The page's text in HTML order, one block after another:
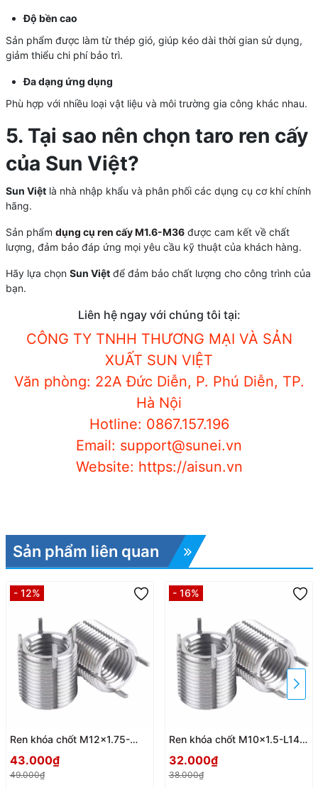
Độ bền cao
Sản phẩm được làm từ thép gió, giúp kéo dài thời gian sử dụng,
giảm thiểu chi phí bảo trì.
Đa dạng ứng dụng
Phù hợp với nhiều loại vật liệu và môi trường gia công khác nhau.
5. Tại sao nên chọn taro ren cấy
của Sun Việt?
Sun Việt là nhà nhập khẩu và phân phối các dụng cụ cơ khí chính
hãng.
Sản phẩm dụng cụ ren cấy M1.6-M36được cam kết về chất
lượng, đảm bảo đáp ứng mọi yêu cầu kỹ thuật của khách hàng.
Hãy lựa chọn Sun Việtđể đảm bảo chất lượng cho công trình của
bạn.
Liên hệ ngay với chúng tôi tại:
CÔNG TY TNHH THƯƠNG MẠI VÀ SẢN
XUẤT SUN VIỆT
Văn phòng: 22A Đức Diễn, P. Phú Diễn, TP.
Hà Nội
Hotline: 0867.157.196
Email: support@sunei.vn
Website: https://aisun.vn
Sản phẩm liên quan
- 12%
Ren khóa chốt M12x1.75-
43.000₫
49.000₫
- 16%
Ren khóa chốt M10x1.5-L14-
32.000₫
38.000₫